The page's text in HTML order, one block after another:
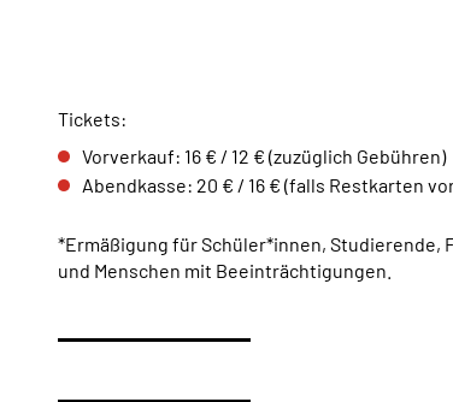
Tickets:
Vorverkauf: 16 € / 12 € (zuzüglich Gebühren)
Abendkasse: 20 € / 16 € (falls Restkarten
*Ermäßigung für Schüler*innen,
und Menschen mit Beeinträchtigungen.